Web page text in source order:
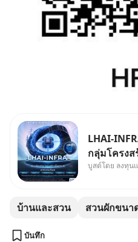
LHAI-
กลุ่มโครง
งบลงทุนครั้
มา แต่ควา
บูสต์โดย ลงทุน
บ้านและสวน สวนผักขนา
บันทึก